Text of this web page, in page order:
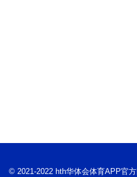
© 2021-2022 hth华体会体育APP官